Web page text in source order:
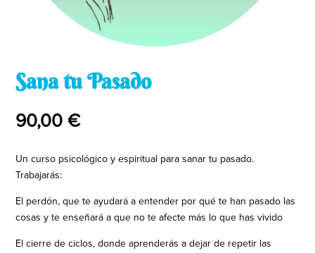
Sana tu Pasado
90,00€
Un curso psicológico y espiritual para sanar tu pasado.
Trabajarás:
El perdón, que te ayudará a entender por qué te han pasado las
cosas y te enseñará a que no te afecte más lo que has vivido
El cierre de ciclos, donde aprenderás a dejar de repetir las